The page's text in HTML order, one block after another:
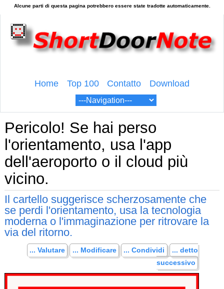
Home Top 100 Contatto Download
Pericolo! Se hai perso
l'orientamento, usa l'app
dell'aeroporto o il cloud più
vicino.
Il cartello suggerisce scherzosamente che
se perdi l'orientamento, usa la tecnologia
moderna o l'immaginazione per ritrovare la
via del ritorno.
... Valutare ... Modificare ... Condividi
... detto
successivo